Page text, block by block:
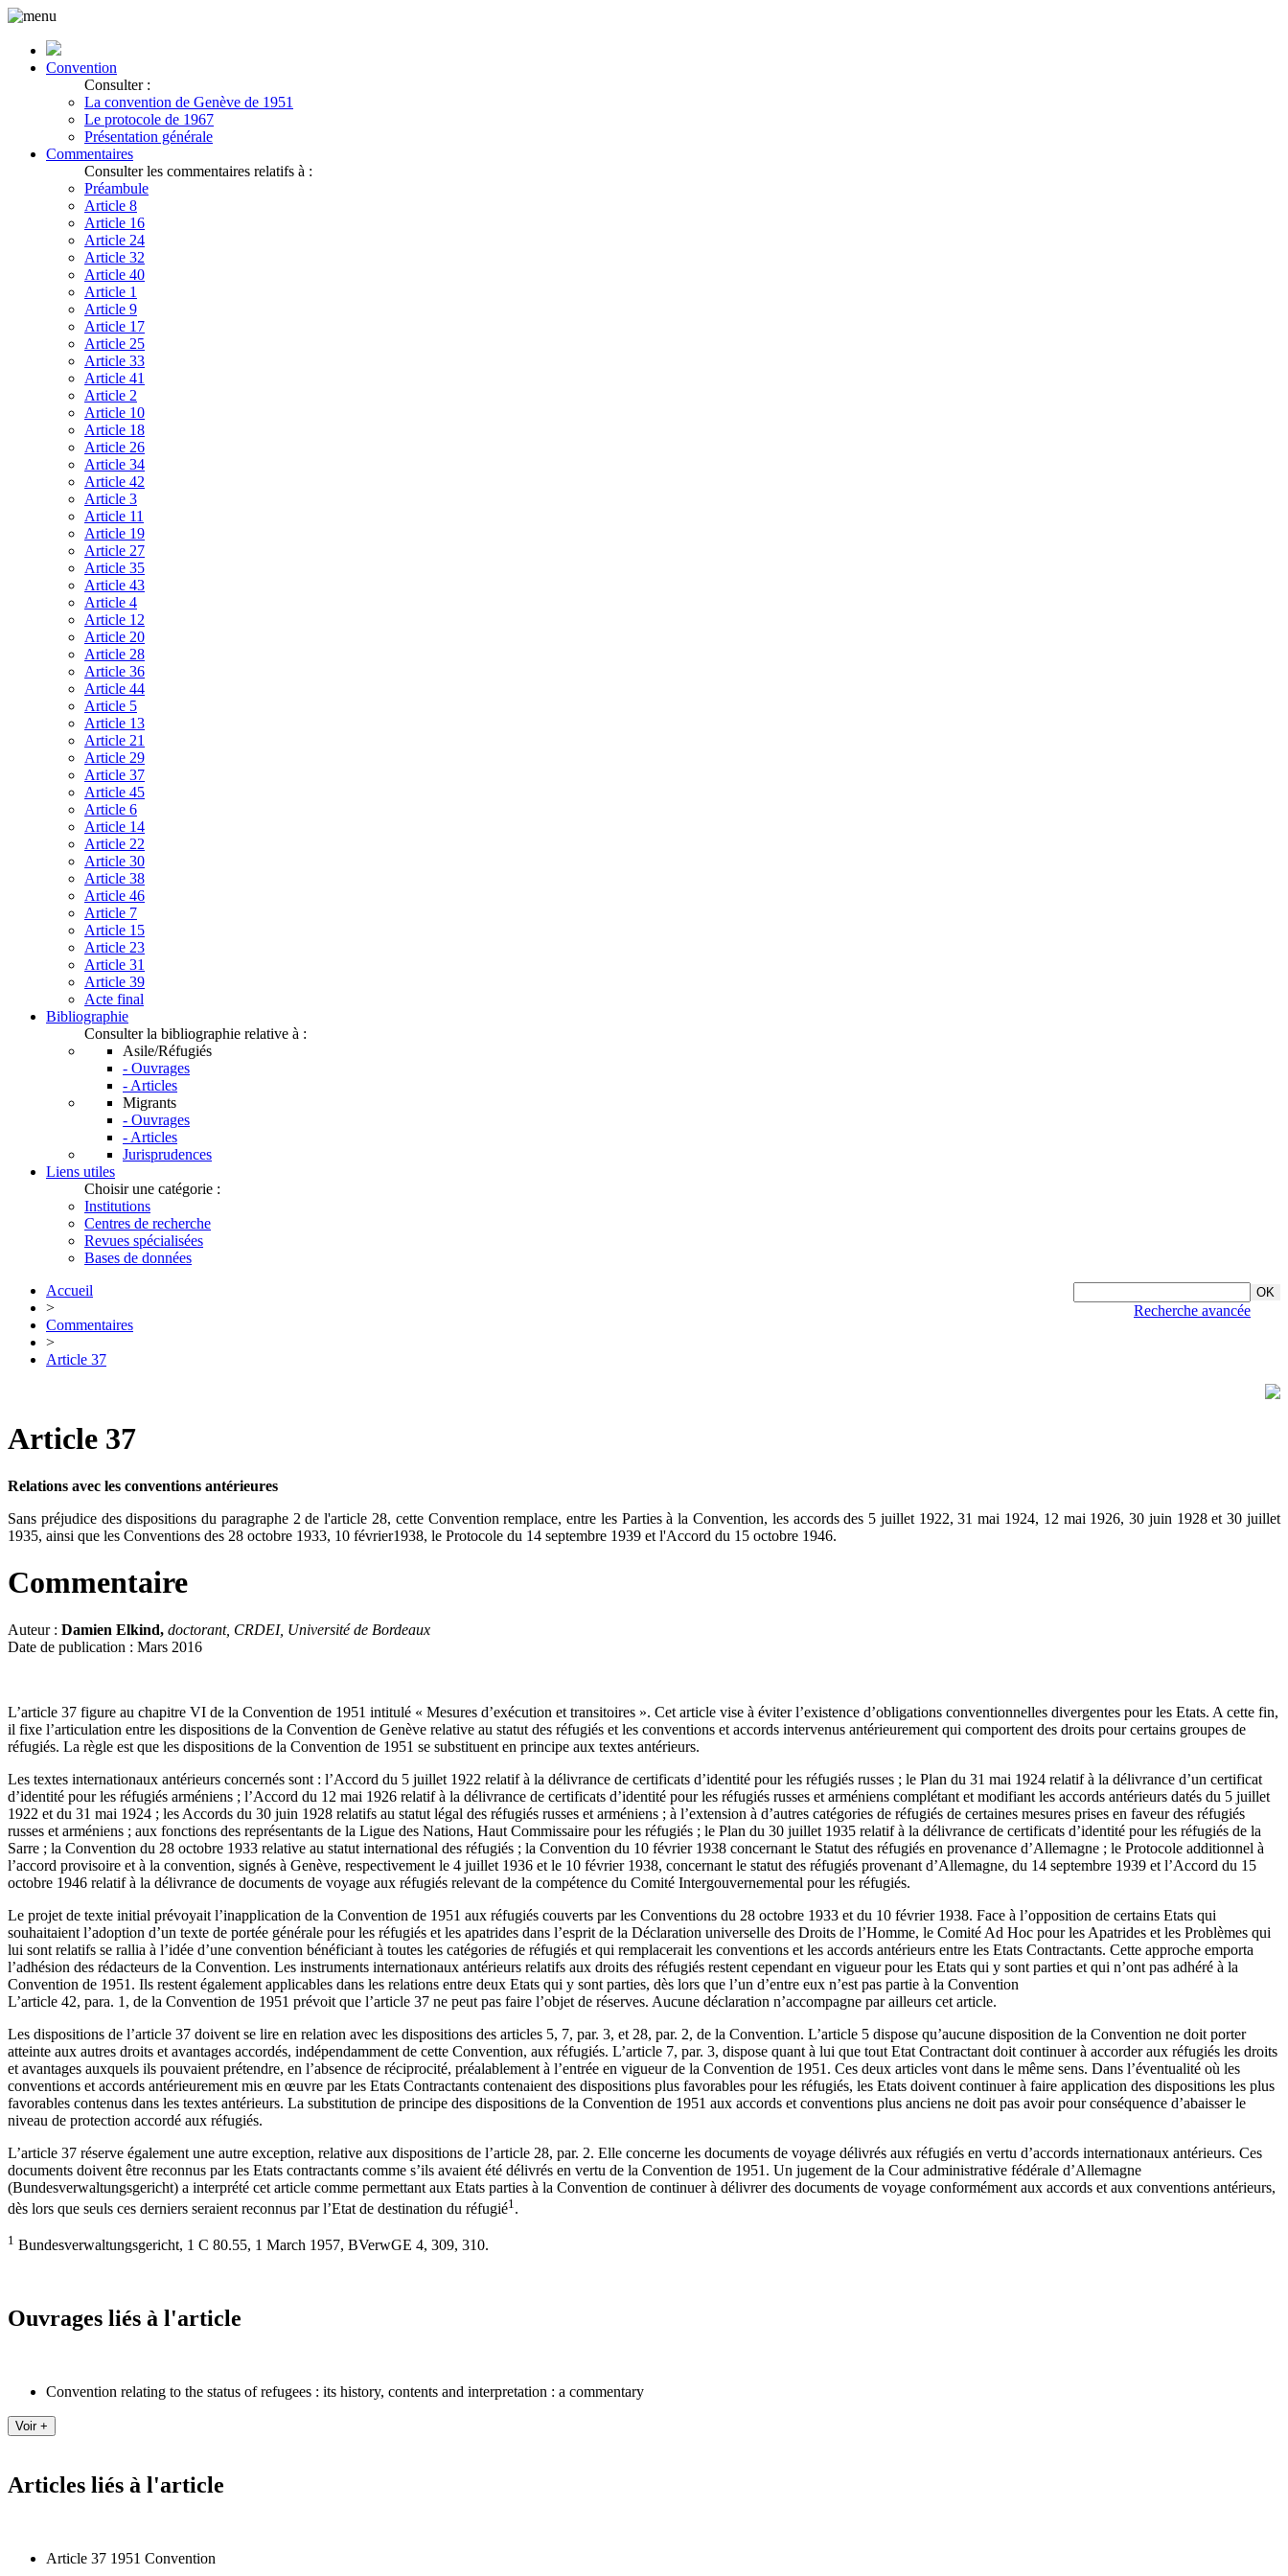
Convention
Consulter :
La convention de Genève de 1951
Le protocole de 1967
Présentation générale
Commentaires
Consulter les commentaires relatifs à :
Préambule
Article 8
Article 16
Article 24
Article 32
Article 40
Article 1
Article 9
Article 17
Article 25
Article 33
Article 41
Article 2
Article 10
Article 18
Article 26
Article 34
Article 42
Article 3
Article 11
Article 19
Article 27
Article 35
Article 43
Article 4
Article 12
Article 20
Article 28
Article 36
Article 44
Article 5
Article 13
Article 21
Article 29
Article 37
Article 45
Article 6
Article 14
Article 22
Article 30
Article 38
Article 46
Article 7
Article 15
Article 23
Article 31
Article 39
Acte final
Bibliographie
Consulter la bibliographie relative à :
Asile/Réfugiés
- Ouvrages
- Articles
Migrants
- Ouvrages
- Articles
Jurisprudences
Liens utiles
Choisir une catégorie :
Institutions
Centres de recherche
Revues spécialisées
Bases de données
Recherche avancée
Accueil
>
Commentaires
>
Article 37
Article 37
Relations avec les conventions antérieures
Sans préjudice des dispositions du paragraphe 2 de l'article 28, cette Convention remplace, entre les Parties à la Convention, les accords des 5 juillet 1922, 31 mai 1924, 12 mai 1926, 30 juin 1928 et 30 juillet
1935, ainsi que les Conventions des 28 octobre 1933, 10 février1938, le Protocole du 14 septembre 1939 et l'Accord du 15 octobre 1946.
Commentaire
Auteur : Damien Elkind, doctorant, CRDEI, Université de Bordeaux
Date de publication : Mars 2016
L’article 37 figure au chapitre VI de la Convention de 1951 intitulé « Mesures d’exécution et transitoires ». Cet article vise à éviter l’existence d’obligations conventionnelles divergentes pour les Etats. A cette fin,
il fixe l’articulation entre les dispositions de la Convention de Genève relative au statut des réfugiés et les conventions et accords intervenus antérieurement qui comportent des droits pour certains groupes de
réfugiés. La règle est que les dispositions de la Convention de 1951 se substituent en principe aux textes antérieurs.
Les textes internationaux antérieurs concernés sont : l’Accord du 5 juillet 1922 relatif à la délivrance de certificats d’identité pour les réfugiés russes ; le Plan du 31 mai 1924 relatif à la délivrance d’un certificat
d’identité pour les réfugiés arméniens ; l’Accord du 12 mai 1926 relatif à la délivrance de certificats d’identité pour les réfugiés russes et arméniens complétant et modifiant les accords antérieurs datés du 5 juillet
1922 et du 31 mai 1924 ; les Accords du 30 juin 1928 relatifs au statut légal des réfugiés russes et arméniens ; à l’extension à d’autres catégories de réfugiés de certaines mesures prises en faveur des réfugiés
russes et arméniens ; aux fonctions des représentants de la Ligue des Nations, Haut Commissaire pour les réfugiés ; le Plan du 30 juillet 1935 relatif à la délivrance de certificats d’identité pour les réfugiés de la
Sarre ; la Convention du 28 octobre 1933 relative au statut international des réfugiés ; la Convention du 10 février 1938 concernant le Statut des réfugiés en provenance d’Allemagne ; le Protocole additionnel à
l’accord provisoire et à la convention, signés à Genève, respectivement le 4 juillet 1936 et le 10 février 1938, concernant le statut des réfugiés provenant d’Allemagne, du 14 septembre 1939 et l’Accord du 15
octobre 1946 relatif à la délivrance de documents de voyage aux réfugiés relevant de la compétence du Comité Intergouvernemental pour les réfugiés.
Le projet de texte initial prévoyait l’inapplication de la Convention de 1951 aux réfugiés couverts par les Conventions du 28 octobre 1933 et du 10 février 1938. Face à l’opposition de certains Etats qui
souhaitaient l’adoption d’un texte de portée générale pour les réfugiés et les apatrides dans l’esprit de la Déclaration universelle des Droits de l’Homme, le Comité Ad Hoc pour les Apatrides et les Problèmes qui
lui sont relatifs se rallia à l’idée d’une convention bénéficiant à toutes les catégories de réfugiés et qui remplacerait les conventions et les accords antérieurs entre les Etats Contractants. Cette approche emporta
l’adhésion des rédacteurs de la Convention. Les instruments internationaux antérieurs relatifs aux droits des réfugiés restent cependant en vigueur pour les Etats qui y sont parties et qui n’ont pas adhéré à la
Convention de 1951. Ils restent également applicables dans les relations entre deux Etats qui y sont parties, dès lors que l’un d’entre eux n’est pas partie à la Convention
L’article 42, para. 1, de la Convention de 1951 prévoit que l’article 37 ne peut pas faire l’objet de réserves. Aucune déclaration n’accompagne par ailleurs cet article.
Les dispositions de l’article 37 doivent se lire en relation avec les dispositions des articles 5, 7, par. 3, et 28, par. 2, de la Convention. L’article 5 dispose qu’aucune disposition de la Convention ne doit porter
atteinte aux autres droits et avantages accordés, indépendamment de cette Convention, aux réfugiés. L’article 7, par. 3, dispose quant à lui que tout Etat Contractant doit continuer à accorder aux réfugiés les droits
et avantages auxquels ils pouvaient prétendre, en l’absence de réciprocité, préalablement à l’entrée en vigueur de la Convention de 1951. Ces deux articles vont dans le même sens. Dans l’éventualité où les
conventions et accords antérieurement mis en œuvre par les Etats Contractants contenaient des dispositions plus favorables pour les réfugiés, les Etats doivent continuer à faire application des dispositions les plus
favorables contenus dans les textes antérieurs. La substitution de principe des dispositions de la Convention de 1951 aux accords et conventions plus anciens ne doit pas avoir pour conséquence d’abaisser le
niveau de protection accordé aux réfugiés.
L’article 37 réserve également une autre exception, relative aux dispositions de l’article 28, par. 2. Elle concerne les documents de voyage délivrés aux réfugiés en vertu d’accords internationaux antérieurs. Ces
documents doivent être reconnus par les Etats contractants comme s’ils avaient été délivrés en vertu de la Convention de 1951. Un jugement de la Cour administrative fédérale d’Allemagne
(Bundesverwaltungsgericht) a interprété cet article comme permettant aux Etats parties à la Convention de continuer à délivrer des documents de voyage conformément aux accords et aux conventions antérieurs,
dès lors que seuls ces derniers seraient reconnus par l’Etat de destination du réfugié1 .
1 Bundesverwaltungsgericht, 1 C 80.55, 1 March 1957, BVerwGE 4, 309, 310.
Ouvrages liés à l'article
Convention relating to the status of refugees : its history, contents and interpretation : a commentary
Articles liés à l'article
Article 37 1951 Convention